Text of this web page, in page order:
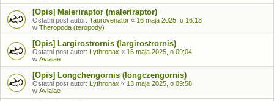
[Opis] Maleriraptor (maleriraptor)
Ostatni post autor: Taurovenator « 16 maja 2025, o 16:13
w Theropoda (teropody)
[Opis] Largirostrornis (largirostrornis)
Ostatni post autor: Lythronax « 16 maja 2025, o 09:04
w Avialae
[Opis] Longchengornis (longczengornis)
Ostatni post autor: Lythronax « 13 maja 2025, o 09:58
w Avialae